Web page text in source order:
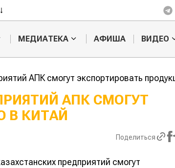
МЕДИАТЕКА АФИША ВИДЕО
АПК смогут экспортировать
АПК СМОГУТ
В КИТАЙ
Поделиться
предприятий смогут
жука будут
лазером